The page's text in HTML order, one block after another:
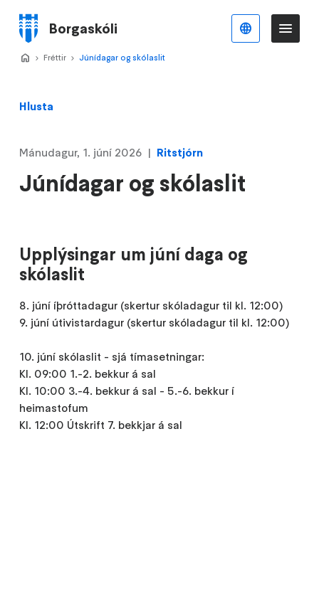
meginefni
Borgaskóli
Valmynd
Hlusta
Júnídagar og skólaslit
Mánudagur, 1. júní 2026 Ritstjórn
Upplýsingar um júní daga og
skólaslit
8. júní íþróttadagur (skertur skóladagur til kl. 12:00)
9. júní útivistardagur (skertur skóladagur til kl. 12:00)
10. júní skólaslit - sjá tímasetningar:
Kl. 09:00 1.-2. bekkur á sal
Kl. 10:00 3.-4. bekkur á sal - 5.-6. bekkur í
heimastofum
Kl. 12:00 Útskrift 7. bekkjar á sal
Home
>
Fréttir >
Júnídagar og skólaslit
Íslenska